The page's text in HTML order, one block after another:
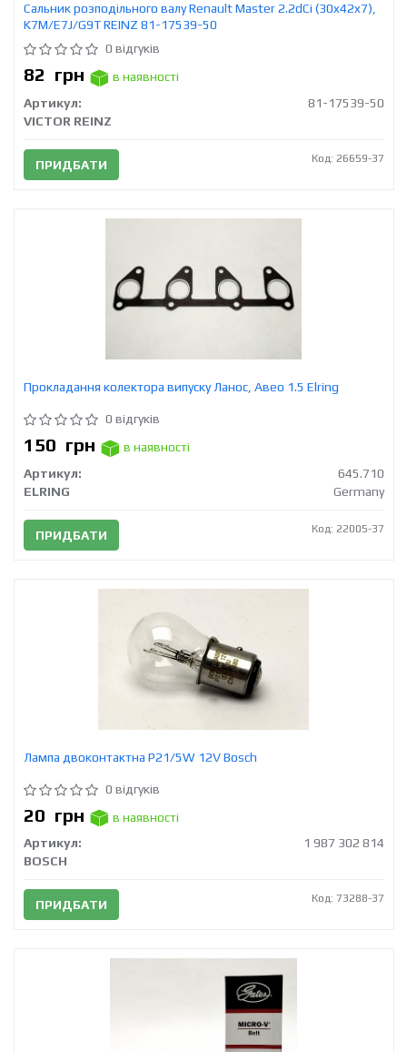
Сальник розподільного валу Renault Master 2.2dCi (30x42x7),
K7M/E7J/G9T REINZ 81-17539-50
0 відгуків
82 грн
в наявності
Артикул:
81-17539-50
VICTOR REINZ
ПРИДБАТИ Код: 26659-37
Прокладання колектора випуску Ланос, Авео 1.5 Elring
0 відгуків
150 грн
в наявності
Артикул:
645.710
ELRING
Germany
ПРИДБАТИ Код: 22005-37
Лампа двоконтактна P21/5W 12V Bosch
0 відгуків
20 грн
в наявності
Артикул:
1 987 302 814
BOSCH
ПРИДБАТИ Код: 73288-37